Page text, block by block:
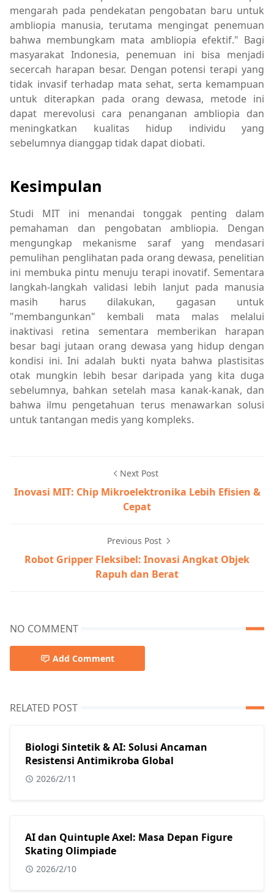
mengarah pada pendekatan pengobatan baru untuk
ambliopia manusia, terutama mengingat penemuan
bahwa membungkam mata ambliopia efektif." Bagi
masyarakat Indonesia, penemuan ini bisa menjadi
secercah harapan besar. Dengan potensi terapi yang
tidak invasif terhadap mata sehat, serta kemampuan
untuk diterapkan pada orang dewasa, metode ini
dapat merevolusi cara penanganan ambliopia dan
meningkatkan kualitas hidup individu yang
sebelumnya dianggap tidak dapat diobati.
Kesimpulan
Studi MIT ini menandai tonggak penting dalam
pemahaman dan pengobatan ambliopia. Dengan
mengungkap mekanisme saraf yang mendasari
pemulihan penglihatan pada orang dewasa, penelitian
ini membuka pintu menuju terapi inovatif. Sementara
langkah-langkah validasi lebih lanjut pada manusia
masih harus dilakukan, gagasan untuk
"membangunkan" kembali mata malas melalui
inaktivasi retina sementara memberikan harapan
besar bagi jutaan orang dewasa yang hidup dengan
kondisi ini. Ini adalah bukti nyata bahwa plastisitas
otak mungkin lebih besar daripada yang kita duga
sebelumnya, bahkan setelah masa kanak-kanak, dan
bahwa ilmu pengetahuan terus menawarkan solusi
untuk tantangan medis yang kompleks.
Next Post
Inovasi MIT: Chip Mikroelektronika Lebih Efisien &
Cepat
Previous Post
Robot Gripper Fleksibel: Inovasi Angkat Objek
Rapuh dan Berat
NO COMMENT
Add Comment
RELATED POST
Biologi Sintetik & AI: Solusi Ancaman
Resistensi Antimikroba Global
2026/2/11
AI dan Quintuple Axel: Masa Depan Figure
Skating Olimpiade
2026/2/10